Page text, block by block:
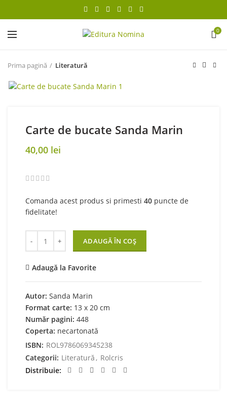
0
Prima pagină Literatură
Carte de bucate Sanda Marin
40,00 lei
Comanda acest produs si primesti 40 puncte de
fidelitate!
Cantitate Carte de bucate Sanda Marin
ADAUGĂ ÎN COȘ
Adaugă la Favorite
Autor: Sanda Marin
Format carte: 13 x 20 cm
Număr pagini: 448
Coperta: necartonată
ISBN: ROL9786069345238
Categorii: Literatură , Rolcris
Distribuie